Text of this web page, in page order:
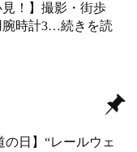
見！】撮影・街歩
時計3…続きを読
の日】“レールウェ